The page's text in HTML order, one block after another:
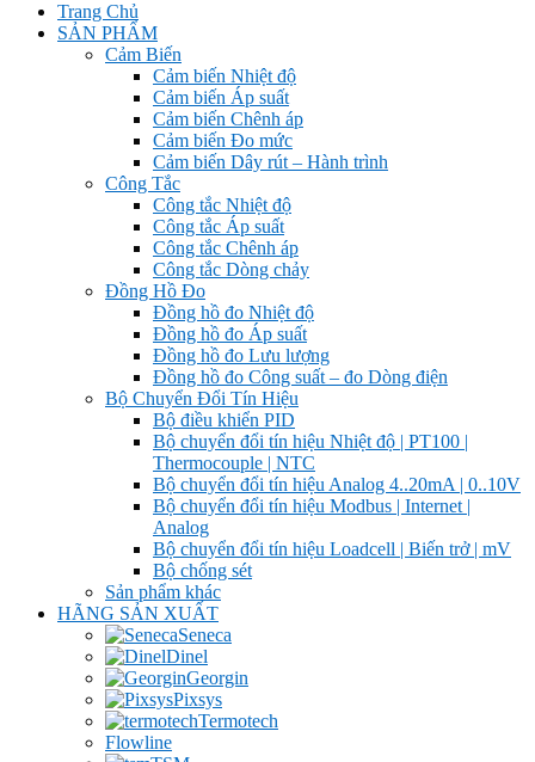
Trang Chủ
SẢN PHẨM
Cảm Biến
Cảm biến Nhiệt độ
Cảm biến Áp suất
Cảm biến Chênh áp
Cảm biến Đo mức
Cảm biến Dây rút – Hành trình
Công Tắc
Công tắc Nhiệt độ
Công tắc Áp suất
Công tắc Chênh áp
Công tắc Dòng chảy
Đồng Hồ Đo
Đồng hồ đo Nhiệt độ
Đồng hồ đo Áp suất
Đồng hồ đo Lưu lượng
Đồng hồ đo Công suất – đo Dòng điện
Bộ Chuyển Đổi Tín Hiệu
Bộ điều khiển PID
Bộ chuyển đổi tín hiệu Nhiệt độ | PT100 |
Thermocouple | NTC
Bộ chuyển đổi tín hiệu Analog 4..20mA | 0..10V
Bộ chuyển đổi tín hiệu Modbus | Internet |
Analog
Bộ chuyển đổi tín hiệu Loadcell | Biến trở | mV
Bộ chống sét
Sản phẩm khác
HÃNG SẢN XUẤT
Seneca
Dinel
Georgin
Pixsys
Termotech
Flowline